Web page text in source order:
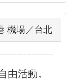
機場／台北
由活動。